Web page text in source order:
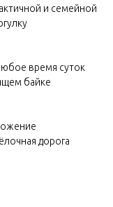
и семейной
время суток
байке
дорога